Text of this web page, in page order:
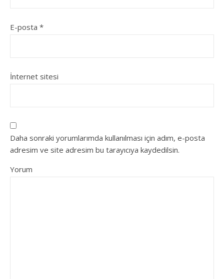
E-posta *
İnternet sitesi
Daha sonraki yorumlarımda kullanılması için adım, e-posta
adresim ve site adresim bu tarayıcıya kaydedilsin.
Yorum